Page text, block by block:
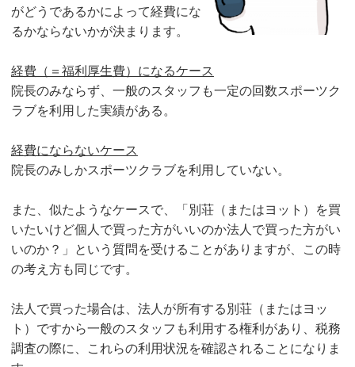
がどうであるかによって経費にな
るかならないかが決まります。
経費（＝福利厚生費）になるケース
院長のみならず、一般のスタッフも一定の回数スポーツク
ラブを利用した実績がある。
経費にならないケース
院長のみしかスポーツクラブを利用していない。
また、似たようなケースで、「別荘（またはヨット）を買
いたいけど個人で買った方がいいのか法人で買った方がい
いのか？」という質問を受けることがありますが、この時
の考え方も同じです。
法人で買った場合は、法人が所有する別荘（またはヨッ
ト）ですから一般のスタッフも利用する権利があり、税務
調査の際に、これらの利用状況を確認されることになりま